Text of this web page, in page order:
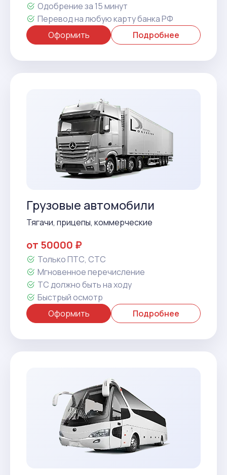
Одобрение за 15 минут
Перевод на любую карту банка РФ
Оформить
Подробнее
Грузовые автомобили
Тягачи, прицепы, коммерческие
от 50000 ₽
Только ПТС, СТС
Мгновенное перечисление
ТС должно быть на ходу
Быстрый осмотр
Оформить
Подробнее